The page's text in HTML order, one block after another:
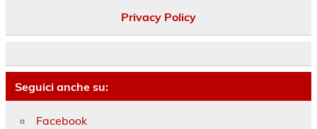
Privacy Policy
Seguici anche su:
Facebook